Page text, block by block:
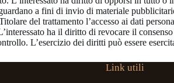
a fini di invio di materiale
del trattamento l’accesso ai dati
ha il diritto di revocare il
L’esercizio dei diritti può essere
Link utili